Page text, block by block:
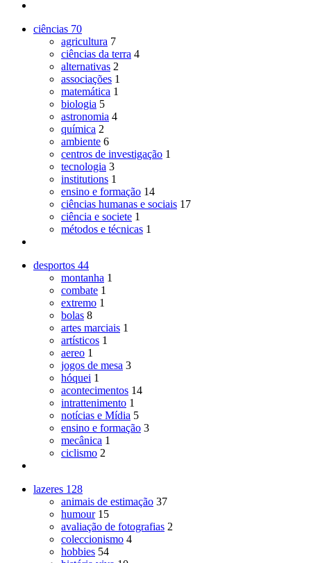
ciências 70
agricultura 7
ciências da terra 4
alternativas 2
associações 1
matemática 1
biologia 5
astronomia 4
química 2
ambiente 6
centros de investigação 1
tecnologia 3
institutions 1
ensino e formação 14
ciências humanas e sociais 17
ciência e societe 1
métodos e técnicas 1
desportos 44
montanha 1
combate 1
extremo 1
bolas 8
artes marciais 1
artísticos 1
aereo 1
jogos de mesa 3
hóquei 1
acontecimentos 14
intrattenimento 1
notícias e Mídia 5
ensino e formação 3
mecânica 1
ciclismo 2
lazeres 128
animais de estimação 37
humour 15
avaliação de fotografias 2
coleccionismo 4
hobbies 54